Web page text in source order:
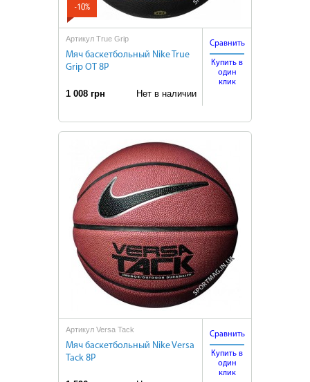
-10%
Артикул True Grip
Мяч баскетбольный Nike True
Grip OT 8P
1 008 грн Нет в наличии
Сравнить
Купить в
один
клик
Артикул Versa Tack
Мяч баскетбольный Nike Versa
Tack 8P
Сравнить
Купить в
один
клик